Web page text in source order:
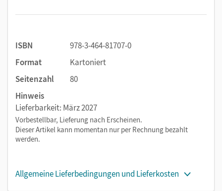
ISBN
978-3-464-81707-0
Format
Kartoniert
Seitenzahl
80
Hinweis
Lieferbarkeit: März 2027
Vorbestellbar, Lieferung nach Erscheinen.
Dieser Artikel kann momentan nur per Rechnung bezahlt
werden.
Allgemeine Lieferbedingungen und Lieferkosten